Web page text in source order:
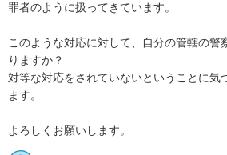
罪者のように扱ってきています。
このような対応に対して、自分の管轄の警
りますか？
対等な対応をされていないということに気
ます。
よろしくお願いします。